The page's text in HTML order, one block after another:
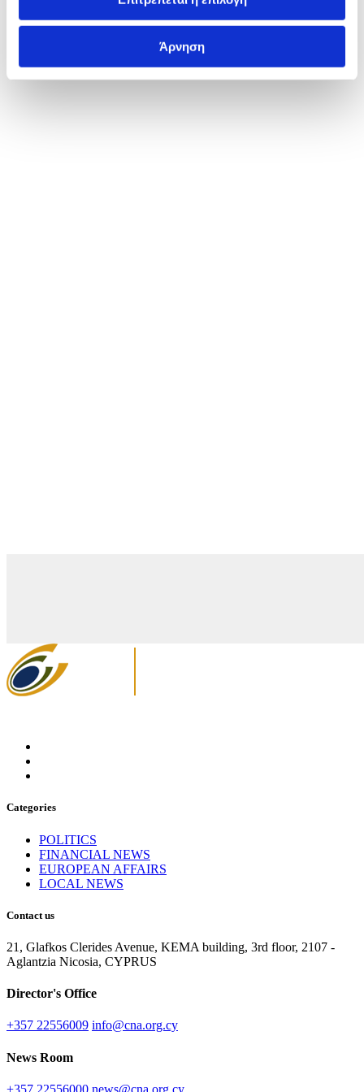
Άρνηση
Categories
POLITICS
FINANCIAL NEWS
EUROPEAN AFFAIRS
LOCAL NEWS
Contact us
21, Glafkos Clerides Avenue, KEMA building, 3rd floor, 2107 -
Aglantzia Nicosia, CYPRUS
Director's Office
+357 22556009 info@cna.org.cy
News Room
+357 22556000 news@cna.org.cy